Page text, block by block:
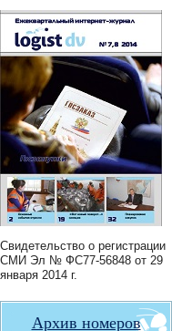
Свидетельство о регистрации
СМИ Эл № ФС77-56848 от 29
января 2014 г.
Архив номеров